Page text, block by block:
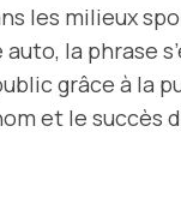
les milieux
la phrase
grâce à la
et le succès